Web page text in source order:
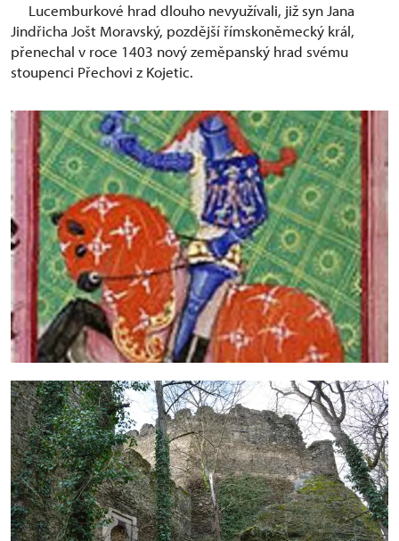
Lucemburkové hrad dlouho nevyužívali, již syn Jana
Jindřicha Jošt Moravský, pozdější římskoněmecký král,
přenechal v roce 1403 nový zeměpanský hrad svému
stoupenci Přechovi z Kojetic.